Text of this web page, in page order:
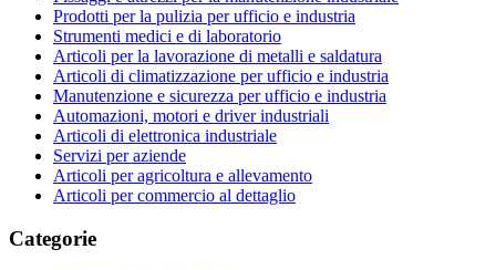
Prodotti per la pulizia per ufficio e industria
Strumenti medici e di laboratorio
Articoli per la lavorazione di metalli e saldatura
Articoli di climatizzazione per ufficio e industria
Manutenzione e sicurezza per ufficio e industria
Automazioni, motori e driver industriali
Articoli di elettronica industriale
Servizi per aziende
Articoli per agricoltura e allevamento
Articoli per commercio al dettaglio
Categorie